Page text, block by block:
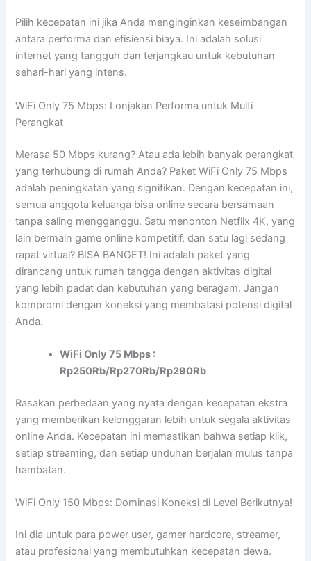
Pilih kecepatan ini jika Anda menginginkan keseimbangan
antara performa dan efisiensi biaya. Ini adalah solusi
internet yang tangguh dan terjangkau untuk kebutuhan
sehari-hari yang intens.
WiFi Only 75 Mbps: Lonjakan Performa untuk Multi-
Perangkat
Merasa 50 Mbps kurang? Atau ada lebih banyak perangkat
yang terhubung di rumah Anda? Paket WiFi Only 75 Mbps
adalah peningkatan yang signifikan. Dengan kecepatan ini,
semua anggota keluarga bisa online secara bersamaan
tanpa saling mengganggu. Satu menonton Netflix 4K, yang
lain bermain game online kompetitif, dan satu lagi sedang
rapat virtual? BISA BANGET! Ini adalah paket yang
dirancang untuk rumah tangga dengan aktivitas digital
yang lebih padat dan kebutuhan yang beragam. Jangan
kompromi dengan koneksi yang membatasi potensi digital
Anda.
WiFi Only 75 Mbps :
Rp250Rb/Rp270Rb/Rp290Rb
Rasakan perbedaan yang nyata dengan kecepatan ekstra
yang memberikan kelonggaran lebih untuk segala aktivitas
online Anda. Kecepatan ini memastikan bahwa setiap klik,
setiap streaming, dan setiap unduhan berjalan mulus tanpa
hambatan.
WiFi Only 150 Mbps: Dominasi Koneksi di Level Berikutnya!
Ini dia untuk para power user, gamer hardcore, streamer,
atau profesional yang membutuhkan kecepatan dewa.